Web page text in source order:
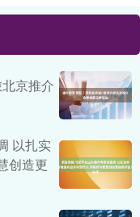
京推介
以扎实
创造更